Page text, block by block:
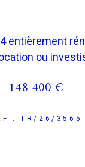
entièrement
ou
148 400 €
: TR/26/3565